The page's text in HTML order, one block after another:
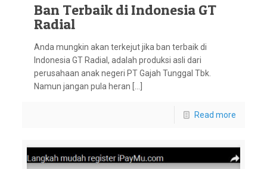
Ban Terbaik di Indonesia GT
Radial
Anda mungkin akan terkejut jika ban terbaik di
Indonesia GT Radial, adalah produksi asli dari
perusahaan anak negeri PT Gajah Tunggal Tbk.
Namun jangan pula heran […]
Read more